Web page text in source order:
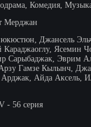
Комедия,
Мерджан
Джансель
Караджаоглу, Ясемин
Сарыбаджак, Эврим
Гамзе Кылынч,
Арджак, Айда Аксель,
- 56 серия